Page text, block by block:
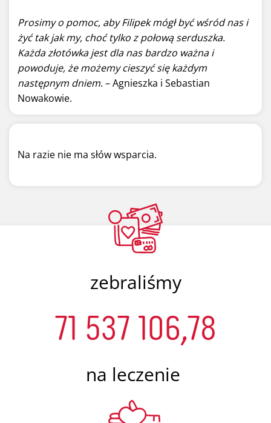
Prosimy o pomoc, aby Filipek mógł być wśród nas i
żyć tak jak my, choć tylko z połową serduszka.
Każda złotówka jest dla nas bardzo ważna i
powoduje, że możemy cieszyć się każdym
następnym dniem. – Agnieszka i Sebastian
Nowakowie.
Na razie nie ma słów wsparcia.
zebraliśmy
71 537 106,78
na leczenie